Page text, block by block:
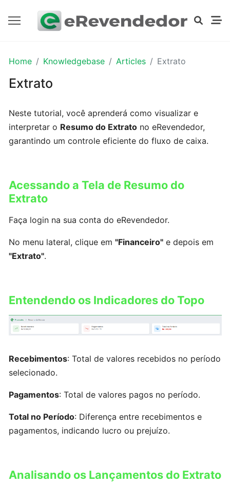
PRIMEIROS
da
empresa
Cadastrando
bancárias
Cadastrando
Produto
Metro²
Produto
do
outros
Cadastrando
Home Knowledgebase Articles Extrato
Extrato
Neste tutorial, você aprenderá como visualizar e
interpretar o Resumo do Extrato no eRevendedor,
garantindo um controle eficiente do fluxo de caixa.
Acessando a Tela de Resumo do
Extrato
Faça login na sua conta do eRevendedor.
No menu lateral, clique em "Financeiro" e depois em
"Extrato".
Entendendo os Indicadores do Topo
Recebimentos: Total de valores recebidos no período
selecionado.
Pagamentos: Total de valores pagos no período.
Total no Período: Diferença entre recebimentos e
pagamentos, indicando lucro ou prejuízo.
Analisando os Lançamentos do Extrato